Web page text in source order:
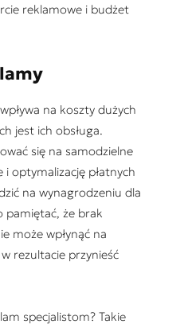
reklamowe i budżet
na koszty dużych
jest ich obsługa.
się na samodzielne
optymalizację płatnych
na wynagrodzeniu dla
pamiętać, że brak
może wpłynąć na
rezultacie przynieść
specjalistom? Takie